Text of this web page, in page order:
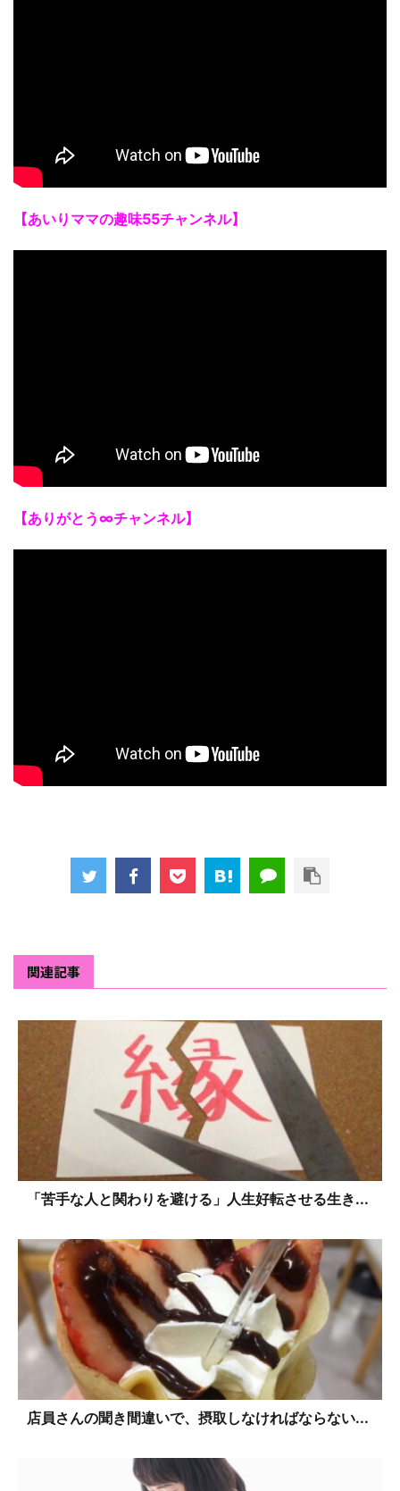
【あいりママの趣味55チャンネル】
【ありがとう∞チャンネル】
関連記事
「苦手な人と関わりを避ける」人生好転させる生き...
店員さんの聞き間違いで、摂取しなければならない...